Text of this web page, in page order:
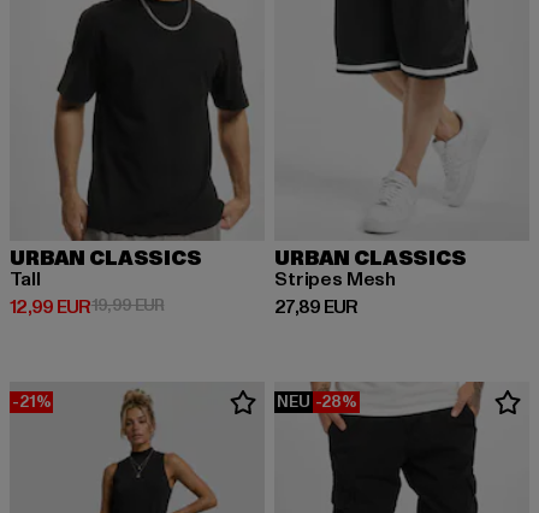
URBAN CLASSICS
Tall
12,99 EUR
Derzeitiger Preis: 12,99 EUR
19,99 EURAktionspreis: 19,99 EUR
URBAN CLASSICS
Stripes Mesh
27,89 EUR
Derzeitiger Preis: 27,89 EUR
-21% NEU -28%